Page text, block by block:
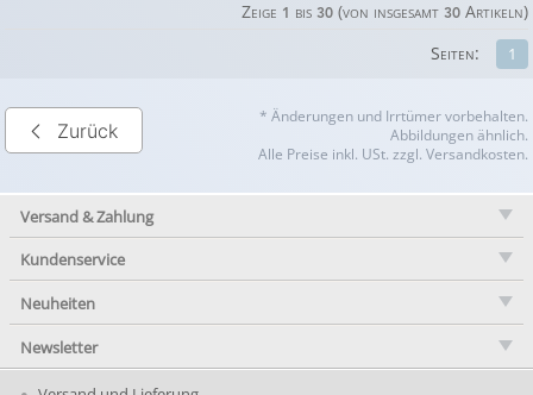
Zeige 1 bis 30(von insgesamt 30Artikeln)
1
Seiten:
Zurück
* Änderungen und Irrtümer vorbehalten.
Abbildungen ähnlich.
Alle Preise inkl. USt. zzgl. Versandkosten.
Versand & Zahlung
Kundenservice
Neuheiten
Newsletter